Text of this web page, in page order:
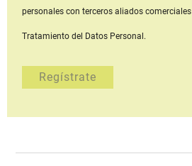
personales con terceros aliados comerciales
Tratamiento del Datos Personal.